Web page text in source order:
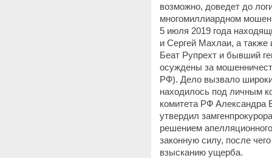
возможно, доведет до
многомиллиардном
5 июля 2019 года
и Сергей Махлаи, а
Беат Рупрехт и бывший
осуждены за
РФ). Дело вызвало
находилось под личным
комитета РФ Александра
утвердил
решением
законную силу, после
взысканию ущерба.